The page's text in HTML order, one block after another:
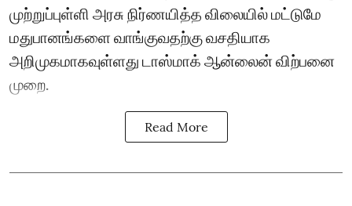
முற்றுப்புள்ளி அரசு நிர்ணயித்த விலையில் மட்டுமே
மதுபானங்களை வாங்குவதற்கு வசதியாக
அறிமுகமாகவுள்ளது டாஸ்மாக் ஆன்லைன் விற்பனை
முறை.
Read More